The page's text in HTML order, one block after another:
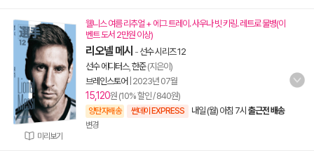
미리보기
웰니스 여름 리추얼 + 에그 트레이. 사우나 빗 키링. 레트로 물병(이
벤트 도서 2만원 이상)
리오넬 메시 - 선수 시리즈 12
선수 에디터스, 한준(지은이)
브레인스토어 2023년 07월
15,120원 (10% 할인 / 840원)
양탄자배송 썬데이 EXPRESS 내일 (월) 아침 7시 출근전 배송
변경